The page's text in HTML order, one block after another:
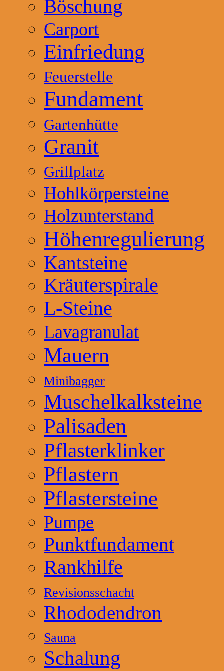
Böschung
Carport
Einfriedung
Feuerstelle
Fundament
Gartenhütte
Granit
Grillplatz
Hohlkörpersteine
Holzunterstand
Höhenregulierung
Kantsteine
Kräuterspirale
L-Steine
Lavagranulat
Mauern
Minibagger
Muschelkalksteine
Palisaden
Pflasterklinker
Pflastern
Pflastersteine
Pumpe
Punktfundament
Rankhilfe
Revisionsschacht
Rhododendron
Sauna
Schalung